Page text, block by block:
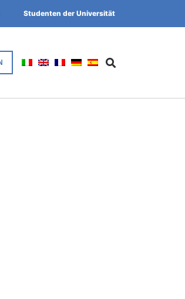
Studenten der Universität